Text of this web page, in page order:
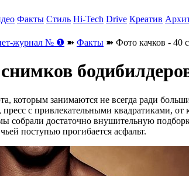
Факты Стиль Hi-Tech Drive Креатив
журнал № ❶ ➽ Факты ➽ Фото качков - 40
которым занимаются не всегда ради
с привлекательными квадратиками, от
собрали достаточно внушительную
поступью прогибается асфальт.